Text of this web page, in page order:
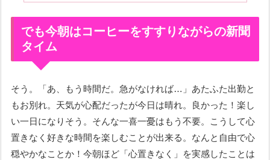
でも今朝はコーヒーをすすりながらの新聞
タイム
そう。「あ、もう時間だ。急がなければ…」あたふた出勤と
もお別れ。天気が心配だったが今日は晴れ。良かった！楽し
い一日になりそう。そんな一喜一憂はもう不要。こうして心
置きなく好きな時間を楽しむことが出来る。なんと自由で心
穏やかなことか！今朝ほど「心置きなく」を実感したことは